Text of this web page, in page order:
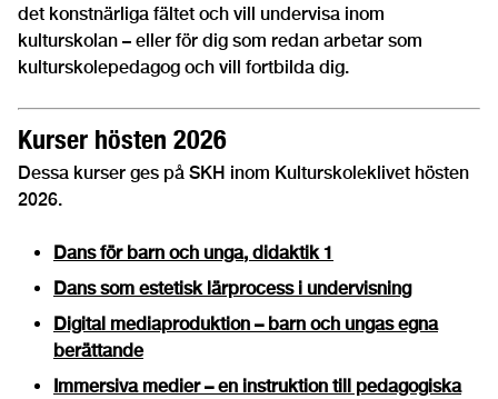
det konstnärliga fältet och vill undervisa inom
kulturskolan – eller för dig som redan arbetar som
kulturskolepedagog och vill fortbilda dig.
Kurser hösten 2026
Dessa kurser ges på SKH inom Kulturskoleklivet hösten
2026.
Dans för barn och unga, didaktik 1
Dans som estetisk lärprocess i undervisning
Digital mediaproduktion – barn och ungas egna
berättande
Immersiva medier – en instruktion till pedagogiska